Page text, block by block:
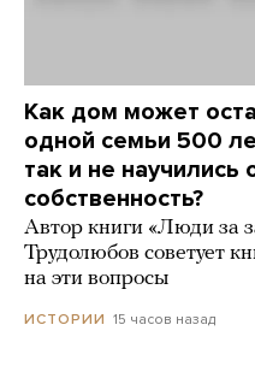
Как дом может
одной семьи 500
так и не научились
собственность?
Автор книги «Люди за
Трудолюбов советует
на эти вопросы
ИСТОРИИ 15 часов назад